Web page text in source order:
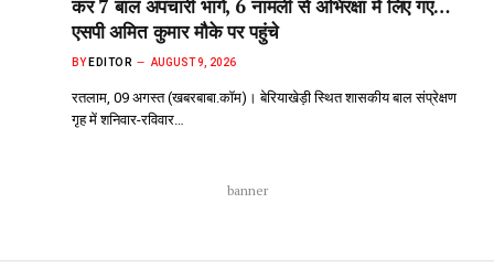
कर 7 बाल अपचारी भागे, 6 नामली से अभिरक्षा में लिए गए…
एसपी अमित कुमार मौके पर पहुंचे
BY EDITOR AUGUST 9, 2026
रतलाम, 09 अगस्त (खबरबाबा.कॉम)। बेरियाखेड़ी स्थित शासकीय बाल संप्रेक्षण
गृह में शनिवार-रविवार…
banner